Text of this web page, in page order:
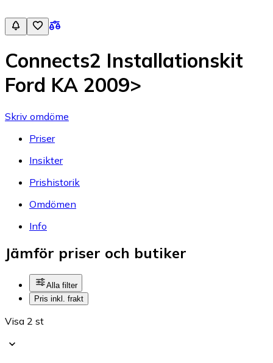
Connects2 Installationskit
Ford KA 2009>
Skriv omdöme
Priser
Insikter
Prishistorik
Omdömen
Info
Jämför priser och butiker
Alla filter
Pris inkl. frakt
Visa 2 st